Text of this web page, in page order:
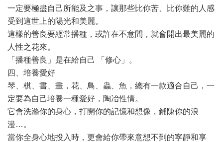
一定要極盡自己所能及之事，讓那些比你苦、比你難的人感
受到這世上的陽光和美麗。
這樣的善良要經常播種，或許在不意間，就會開出最美麗的
人性之花來。
「播種善良」是在給自己 「修心」。
四、培養愛好
琴、棋、書、畫，花、鳥、蟲、魚，總有一款適合自己，一
定要為自己培養一種愛好，陶冶性情。
它會洗滌你的身心，打開你的記憶和想像，鋪陳你的浪
漫…。
當你全身心地投入時，更會給你帶來意想不到的寧靜和享